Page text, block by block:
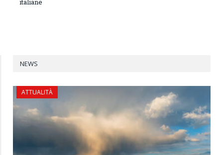
italiane
NEWS
ATTUALITÀ